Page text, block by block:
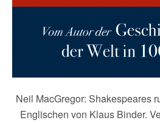
Neil MacGregor: Shakespeares
Englischen von Klaus Binder.